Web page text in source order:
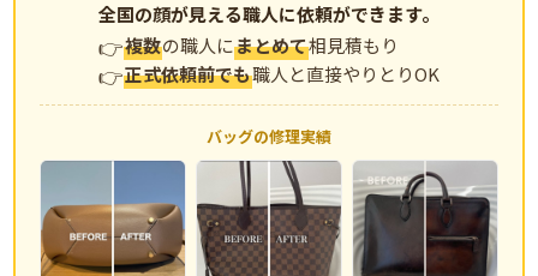
全国の顔が見える職人に依頼ができます。
複数の職人にまとめて相見積もり
正式依頼前でも職人と直接やりとりOK
バッグの修理実績